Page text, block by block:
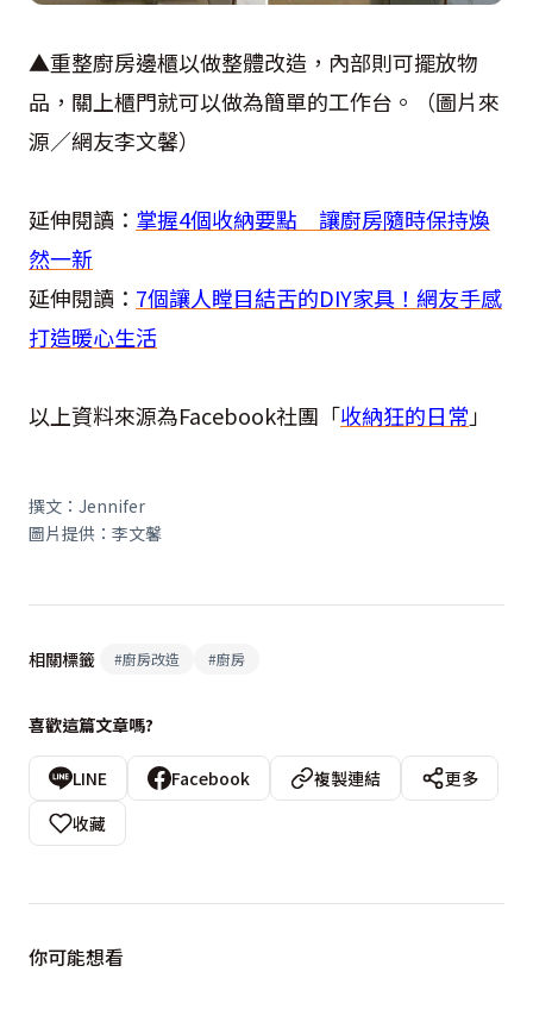
▲重整廚房邊櫃以做整體改造，內部則可擺放物
品，關上櫃門就可以做為簡單的工作台。（圖片來
源／網友李文馨）
延伸閱讀： 掌握4個收納要點 讓廚房隨時保持煥
然一新
延伸閱讀： 7個讓人瞠目結舌的DIY家具！網友手感
打造暖心生活
以上資料來源為Facebook社團「收納狂的日常」
撰文： Jennifer
圖片提供：李文馨
相關標籤 #廚房改造 #廚房
喜歡這篇文章嗎?
LINE Facebook 複製連結
更多
收藏
你可能想看